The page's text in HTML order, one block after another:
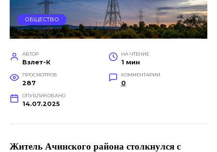
ОБЩЕСТВО
АВТОР
Взлет-К
НА ЧТЕНИЕ
1 мин
ПРОСМОТРОВ
287
КОММЕНТАРИИ
0
ОПУБЛИКОВАНО
14.07.2025
Житель Ачинского района столкнулся с